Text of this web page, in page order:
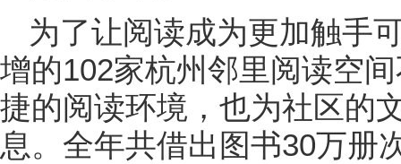
为了让阅读成为更加触手
增的102家杭州邻里阅读空
捷的阅读环境，也为社区的
息。全年共借出图书30万册